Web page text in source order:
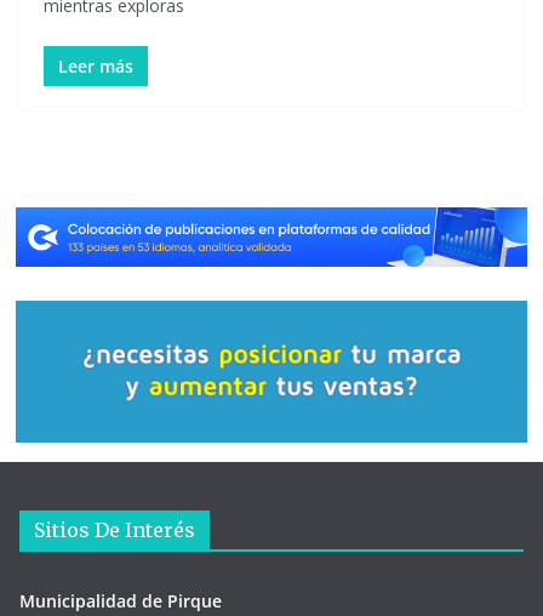
mientras exploras
Leer más
Sitios De Interés
Municipalidad de Pirque